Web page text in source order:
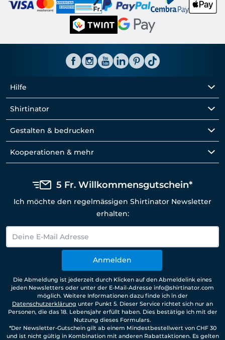
Hilfe
Shirtinator
Gestalten & bedrucken
Kooperationen & mehr
5 Fr. Willkommensgutschein*
Ich möchte den regelmässigen Shirtinator Newsletter
erhalten:
Anmelden
Die Abmeldung ist jederzeit durch Klicken auf den Abmeldelink eines
jeden Newsletters oder unter der E-Mail-Adresse info@shirtinator.com
möglich. Weitere Informationen dazu finde ich in der
Datenschutzerklärung unter Punkt 5. Dieser Service richtet sich nur an
Personen, die das 18. Lebensjahr erfüllt haben. Dies bestätige ich mit der
Nutzung dieses Formulars.
*Der Newsletter-Gutschein gilt ab einem Mindestbestellwert von CHF 30
und ist nicht gültig in Kombination mit anderen Rabattaktionen. Es gelten